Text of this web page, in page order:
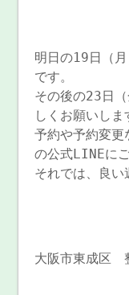
明日の19日（
です。
その後の23日
しくお願いしま
予約や予約変更
の公式LINEに
それでは、良い
大阪市東成区